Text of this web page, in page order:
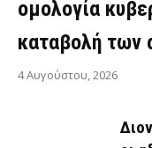
ομολογία
καταβολή των
4 Αυγούστου, 2026